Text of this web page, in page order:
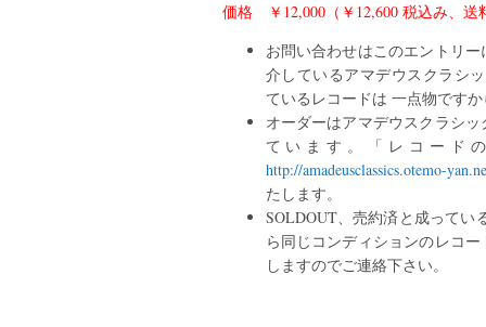
価格 ￥12,000（￥12,600 税込み、送
お問い合わせはこのエントリ
介しているアマデウスクラシ
ているレコードは 一点物です
オーダーはアマデウスクラシ
ています。「レコード
http://amadeusclassics.otemo-
たします。
SOLDOUT、売約済と成って
ら同じコンディションのレコ
しますのでご連絡下さい。